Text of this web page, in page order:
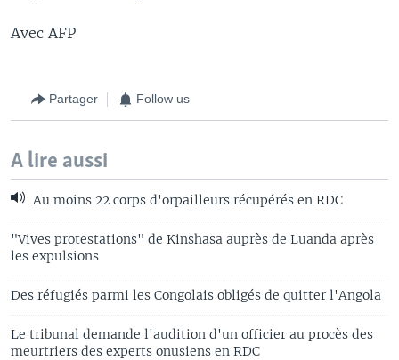
Avec AFP
Partager Follow us
A lire aussi
Au moins 22 corps d'orpailleurs récupérés en RDC
"Vives protestations" de Kinshasa auprès de Luanda après
les expulsions
Des réfugiés parmi les Congolais obligés de quitter l'Angola
Le tribunal demande l'audition d'un officier au procès des
meurtriers des experts onusiens en RDC